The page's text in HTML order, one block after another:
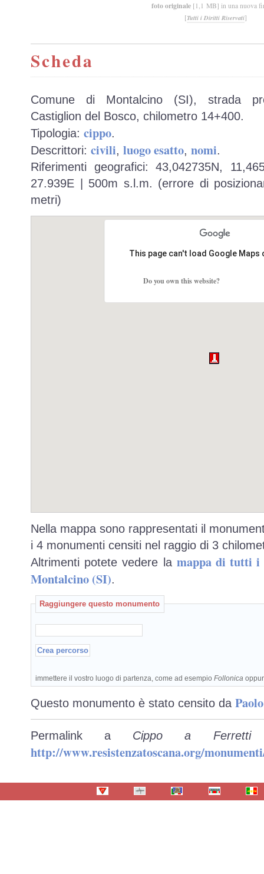
foto originale [1,1 MB] in una nuova
[Tutti i Diritti Riservati]
Scheda
Comune di Montalcino (SI), strada
Castiglion del Bosco, chilometro 14+400.
Tipologia: cippo.
Descrittori: civili, luogo esatto, nomi.
Riferimenti geografici: 43,042735N,
27.939E | 500m s.l.m. (errore di
metri)
This page can't load Google
Do you own this website?
Nella mappa sono rappresentati il
i 4 monumenti censiti nel raggio di 3
Altrimenti potete vedere la mappa di tutti i
Montalcino (SI).
Raggiungere questo monumento
immettere il vostro luogo di partenza, come ad esempio Follonica
Questo monumento è stato censito da
Permalink a Cippo a Ferretti
http://www.resistenzatoscana.org/